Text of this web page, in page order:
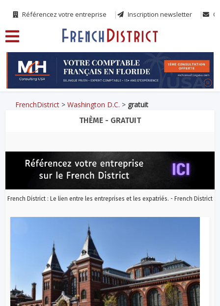
Référencez votre entreprise Inscription newsletter
FrenchDistrict >Washington D.C. > gratuit
THÈME - GRATUIT
French District : Le lien entre les entreprises et les expatriés. - French District